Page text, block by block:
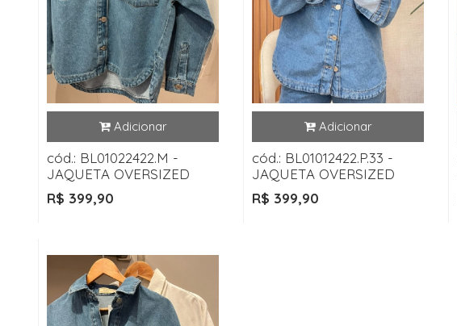
cód.: BL01022422.M -
JAQUETA OVERSIZED
R$ 399,90
cód.: BL01012422.P.33 -
JAQUETA OVERSIZED
R$ 399,90